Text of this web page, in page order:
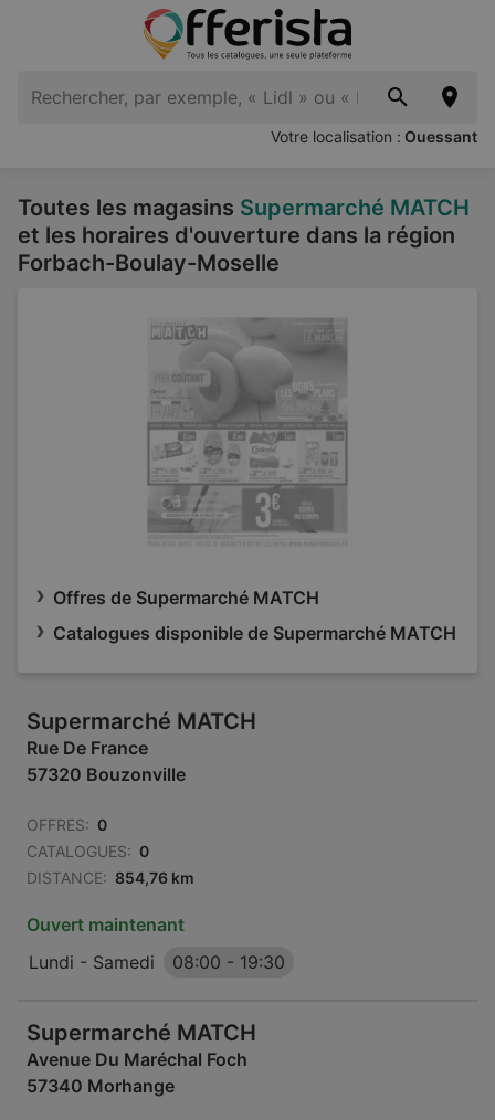
Votre localisation : Ouessant
Toutes les magasins Supermarché MATCH
et les horaires d'ouverture dans la région
Forbach-Boulay-Moselle
Offres de Supermarché MATCH
Catalogues disponible de Supermarché MATCH
Supermarché MATCH
Rue De France
57320 Bouzonville
OFFRES: 0
CATALOGUES: 0
DISTANCE: 854,76 km
Ouvert maintenant
Lundi - Samedi
08:00 - 19:30
Supermarché MATCH
Avenue Du Maréchal Foch
57340 Morhange